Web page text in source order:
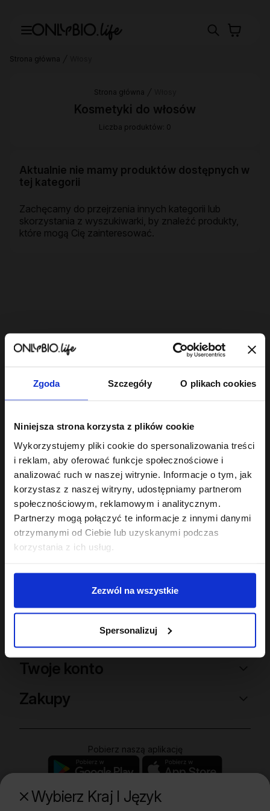
Zgoda Szczegóły O plikach cookies
Niniejsza strona korzysta z plików cookie
Wykorzystujemy pliki cookie do spersonalizowania treści
i reklam, aby oferować funkcje społecznościowe i
analizować ruch w naszej witrynie. Informacje o tym, jak
korzystasz z naszej witryny, udostępniamy partnerom
społecznościowym, reklamowym i analitycznym.
Partnerzy mogą połączyć te informacje z innymi danymi
otrzymanymi od Ciebie lub uzyskanymi podczas
korzystania z ich usług.
Zezwól na wszystkie
Spersonalizuj
Wybierz Kraj I Język
Strona główna
Strona główna
Kosmetyki do włosów
Liczba produktów: 0
Aktualnie nie mamy produktów dostępnych w
tej kategorii
Zachęcamy do przejrzenia innych kategorii lub
skorzystania z wyszukiwarki, by znaleźć produkty,
które mogą Cię zainteresować.
Bestsellery
Hair In Balance By
ONLYBIO
Szampon
ochładzający kolor
włosów 400ml
10,49 zł
przed obniżką:6,29 zł
OUTLET
Hair In Balance By
ONLYBIO
Stylizator
proteinowy do
stylizacji włosów
kręconych 200ml
7,29 zł
przed obniżką:24,49 zł
PROMOCJA
ml
34
Twoje konto
Zakupy
Pobierz naszą aplikację
Poznaj naszą drugą markę